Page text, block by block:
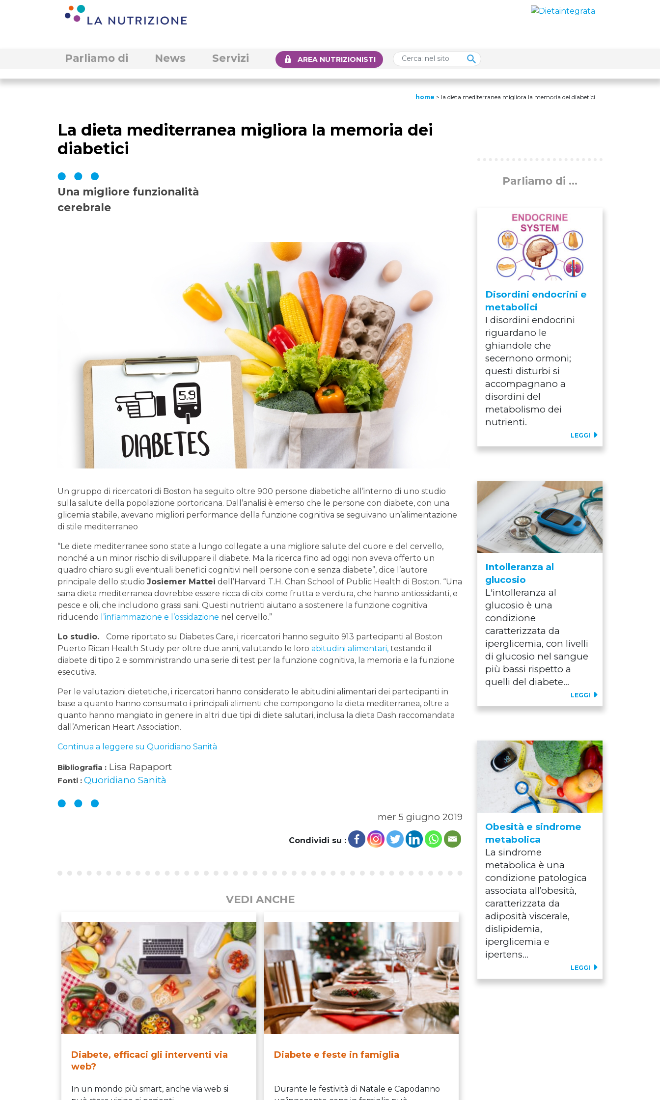
Parliamo di News Servizi AREA NUTRIZIONISTI
home > la dieta mediterranea migliora la memoria dei diabetici
La dieta mediterranea migliora la memoria dei
diabetici
Una migliore funzionalità
cerebrale
Un gruppo di ricercatori di Boston ha seguito oltre 900 persone diabetiche all’interno di uno studio
sulla salute della popolazione portoricana. Dall’analisi è emerso che le persone con diabete, con una
glicemia stabile, avevano migliori performance della funzione cognitiva se seguivano un’alimentazione
di stile mediterraneo
“Le diete mediterranee sono state a lungo collegate a una migliore salute del cuore e del cervello,
nonché a un minor rischio di sviluppare il diabete. Ma la ricerca fino ad oggi non aveva offerto un
quadro chiaro sugli eventuali benefici cognitivi nell persone con e senza diabete”, dice l’autore
principale dello studio Josiemer Mattei dell’Harvard T.H. Chan School of Public Health di Boston. “Una
sana dieta mediterranea dovrebbe essere ricca di cibi come frutta e verdura, che hanno antiossidanti, e
pesce e oli, che includono grassi sani. Questi nutrienti aiutano a sostenere la funzione cognitiva
riducendo l’infiammazione e l’ossidazione nel cervello.”
Lo studio. Come riportato su Diabetes Care, i ricercatori hanno seguito 913 partecipanti al Boston
Puerto Rican Health Study per oltre due anni, valutando le loro abitudini alimentari, testando il
diabete di tipo 2 e somministrando una serie di test per la funzione cognitiva, la memoria e la funzione
esecutiva.
Per le valutazioni dietetiche, i ricercatori hanno considerato le abitudini alimentari dei partecipanti in
base a quanto hanno consumato i principali alimenti che compongono la dieta mediterranea, oltre a
quanto hanno mangiato in genere in altri due tipi di diete salutari, inclusa la dieta Dash raccomandata
dall’American Heart Association.
Continua a leggere su Quoridiano Sanità
Bibliografia : Lisa Rapaport
Fonti : Quoridiano Sanità
mer 5 giugno 2019
Condividi su :
VEDI ANCHE
Diabete, efficaci gli interventi via
web?
In un mondo più smart, anche via web si
Diabete e feste in famiglia
Durante le festività di Natale e Capodanno
Parliamo di ...
Disordini endocrini e
metabolici
I disordini endocrini
riguardano le
ghiandole che
secernono ormoni;
questi disturbi si
accompagnano a
disordini del
metabolismo dei
nutrienti.
LEGGI
Intolleranza al
glucosio
L'intolleranza al
glucosio è una
condizione
caratterizzata da
iperglicemia, con livelli
di glucosio nel sangue
più bassi rispetto a
quelli del diabete...
LEGGI
Obesità e sindrome
metabolica
La sindrome
metabolica è una
condizione patologica
associata all’obesità,
caratterizzata da
adiposità viscerale,
dislipidemia,
iperglicemia e
ipertens...
LEGGI